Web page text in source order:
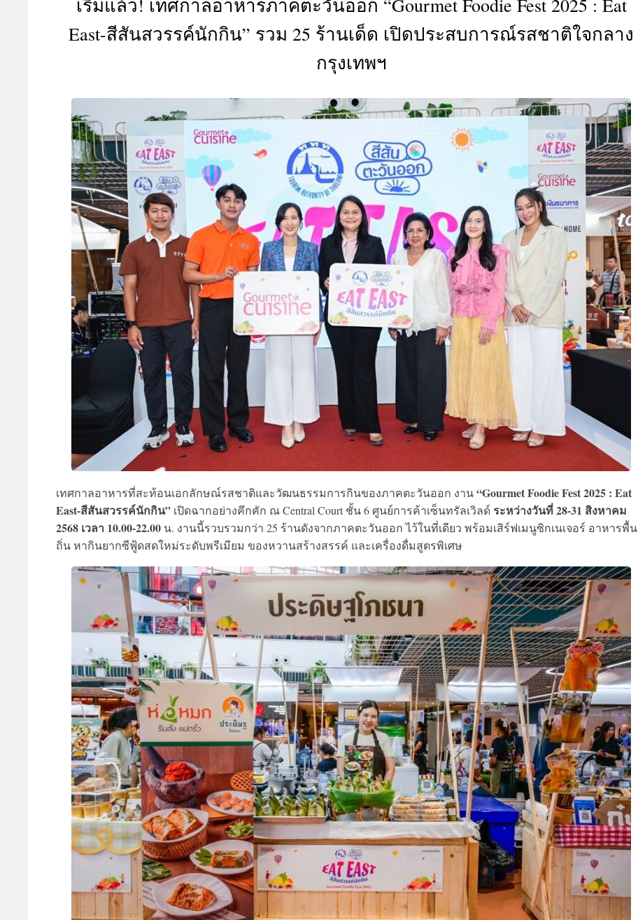
ACTIVITIES
&
เริ่มแล้ว! เทศกาลอาหารภาคตะวันออก “Gourmet Foodie Fest 2025 : Eat
East-สีสันสวรรค์นักกิน” รวม 25 ร้านเด็ด เปิดประสบการณ์รสชาติใจกลาง
กรุงเทพฯ
เทศกาลอาหารที่สะท้อนเอกลักษณ์รสชาติและวัฒนธรรมการกินของภาคตะวันออก งาน“Gourmet Foodie Fest 2025 : Eat
East-สีสันสวรรค์นักกิน” เปิดฉากอย่างคึกคัก ณ Central Court ชั้น 6 ศูนย์การค้าเซ็นทรัลเวิลด์ ระหว่างวันที่ 28-31 สิงหาคม
2568 เวลา 10.00-22.00 น. งานนี้รวบรวมกว่า 25 ร้านดังจากภาคตะวันออก ไว้ในที่เดียว พร้อมเสิร์ฟเมนูซิกเนเจอร์ อาหารพื้น
ถิ่น หากินยากซีฟู้ดสดใหม่ระดับพรีเมียม ของหวานสร้างสรรค์ และเครื่องดื่มสูตรพิเศษ